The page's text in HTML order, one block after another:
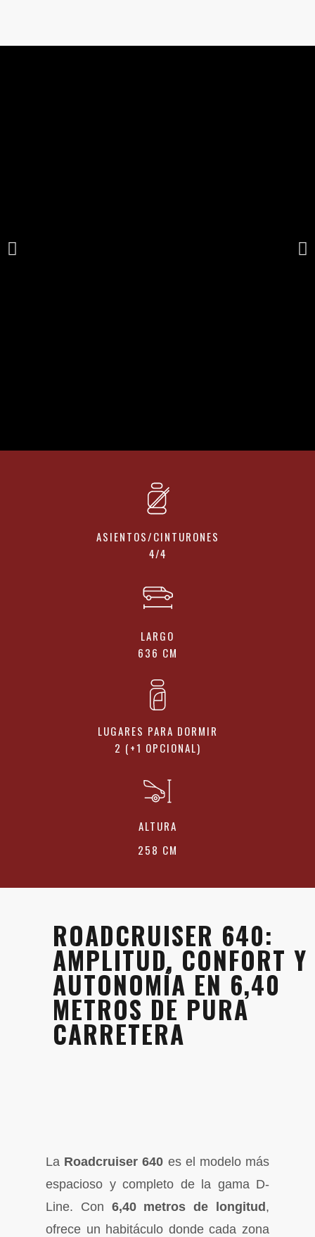
ROADCRUISER 640
EL GRAN VIAJERO DE LA FAMILIA D-LINE.
DESCARGA FICHA TECNICA
ASIENTOS/CINTURONES
4/4
LARGO
636 CM
LUGARES PARA DORMIR
2 (+1 OPCIONAL)
ALTURA
258 CM
ROADCRUISER 640:
AMPLITUD, CONFORT Y
AUTONOMÍA EN 6,40
METROS DE PURA
CARRETERA
La Roadcruiser 640 es el modelo más
espacioso y completo de la gama D-
Line. Con 6,40 metros de longitud ,
ofrece un habitáculo donde cada zona